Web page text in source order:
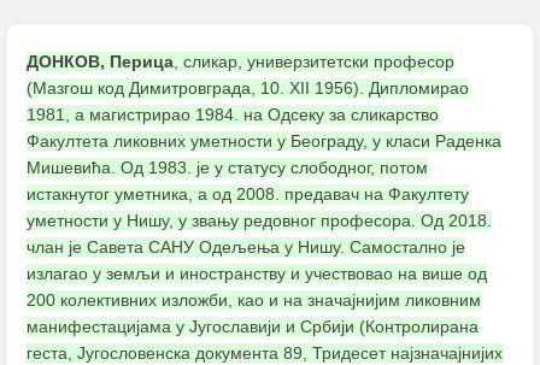
ДОНКОВ, Перица, сликар, универзитетски професор
(Мазгош код Димитровграда, 10. XII 1956). Дипломирао
1981, а магистрирао 1984. на Одсеку за сликарство
Факултета ликовних уметности у Београду, у класи Раденка
Мишевића. Од 1983. је у статусу слободног, потом
истакнутог уметника, а од 2008. предавач на Факултету
уметности у Нишу, у звању редовног професора. Од 2018.
члан је Савета САНУ Одељења у Нишу. Самостално је
излагао у земљи и иностранству и учествовао на више од
200 колективних изложби, као и на значајнијим ликовним
манифестацијама у Југославији и Србији (Контролирана
геста, Југословенска документа 89, Тридесет најзначајнијих